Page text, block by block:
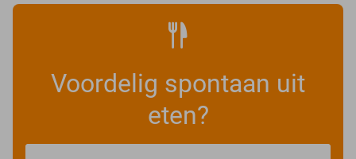
Voordelig spontaan uit
eten?